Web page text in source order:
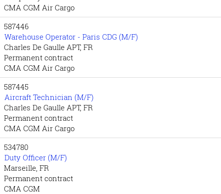
CMA CGM Air Cargo
587446
Warehouse Operator - Paris CDG (M/F)
Charles De Gaulle APT, FR
Permanent contract
CMA CGM Air Cargo
587445
Aircraft Technician (M/F)
Charles De Gaulle APT, FR
Permanent contract
CMA CGM Air Cargo
534780
Duty Officer (M/F)
Marseille, FR
Permanent contract
CMA CGM